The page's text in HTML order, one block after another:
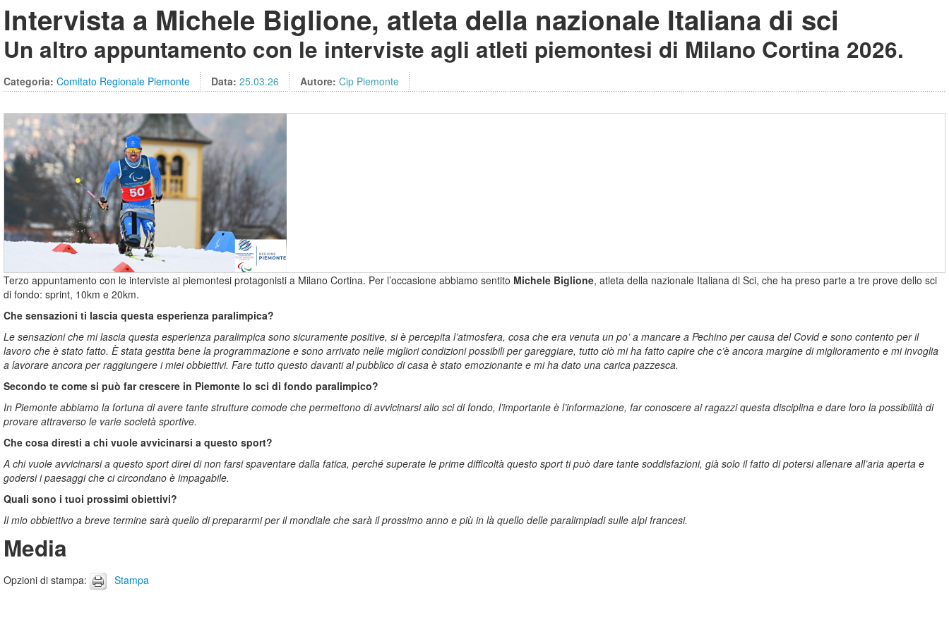
Intervista a Michele Biglione, atleta della nazionale Italiana di sci
Un altro appuntamento con le interviste agli atleti piemontesi di Milano Cortina 2026.
Categoria: Comitato Regionale Piemonte Data: 25.03.26 Autore: Cip Piemonte
Terzo appuntamento con le interviste ai piemontesi protagonisti a Milano Cortina. Per l’occasione abbiamo sentito Michele Biglione, atleta della nazionale Italiana di Sci, che ha preso parte a tre prove dello sci
di fondo: sprint, 10km e 20km.
Che sensazioni ti lascia questa esperienza paralimpica?
Le sensazioni che mi lascia questa esperienza paralimpica sono sicuramente positive, si è percepita l’atmosfera, cosa che era venuta un po’ a mancare a Pechino per causa del Covid e sono contento per il
lavoro che è stato fatto. È stata gestita bene la programmazione e sono arrivato nelle migliori condizioni possibili per gareggiare, tutto ciò mi ha fatto capire che c’è ancora margine di miglioramento e mi invoglia
a lavorare ancora per raggiungere i miei obbiettivi. Fare tutto questo davanti al pubblico di casa è stato emozionante e mi ha dato una carica pazzesca.
Secondo te come si può far crescere in Piemonte lo sci di fondo paralimpico?
In Piemonte abbiamo la fortuna di avere tante strutture comode che permettono di avvicinarsi allo sci di fondo, l’importante è l’informazione, far conoscere ai ragazzi questa disciplina e dare loro la possibilità di
provare attraverso le varie società sportive.
Che cosa diresti a chi vuole avvicinarsi a questo sport?
A chi vuole avvicinarsi a questo sport direi di non farsi spaventare dalla fatica, perché superate le prime difficoltà questo sport ti può dare tante soddisfazioni, già solo il fatto di potersi allenare all’aria aperta e
godersi i paesaggi che ci circondano è impagabile.
Quali sono i tuoi prossimi obiettivi?
Il mio obbiettivo a breve termine sarà quello di prepararmi per il mondiale che sarà il prossimo anno e più in là quello delle paralimpiadi sulle alpi francesi.
Media
Opzioni di stampa: Stampa